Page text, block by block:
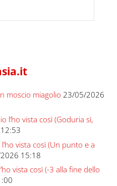
moscio miagolio 23/05/2026
l’ho vista così (Goduria sì,
vista così (Un punto e a
15:18
vista così (-3 alla fine dello